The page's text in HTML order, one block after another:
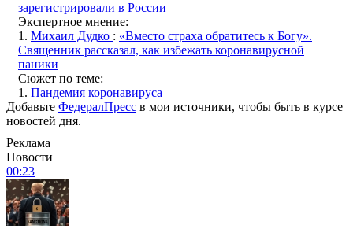
зарегистрировали в России
Экспертное мнение:
1. Михаил Дудко : «Вместо страха обратитесь к Богу».
Священник рассказал, как избежать коронавирусной
паники
Сюжет по теме:
1. Пандемия коронавируса
Добавьте ФедералПресс в мои источники, чтобы быть в курсе
новостей дня.
Реклама
Новости
00:23